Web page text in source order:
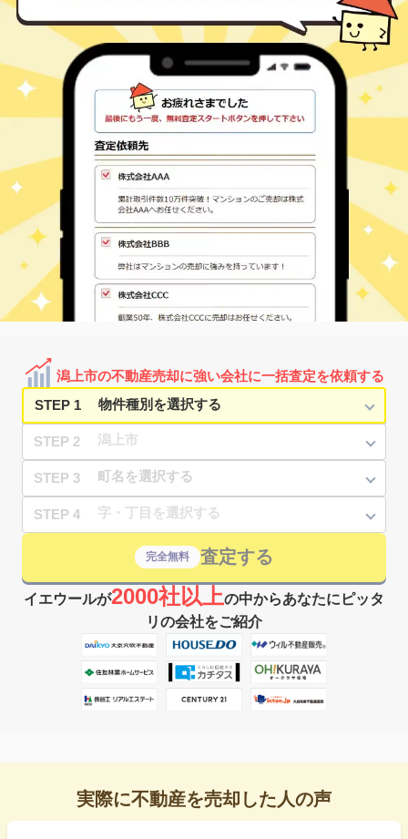
潟上市の不動産売却に強い会社に一括査定を依頼する
STEP 1
STEP 2
STEP 3
STEP 4
完全無料 査定する
イエウールが2000社以上の中からあなたにピッタ
リの会社をご紹介
実際に不動産を売却した人の声